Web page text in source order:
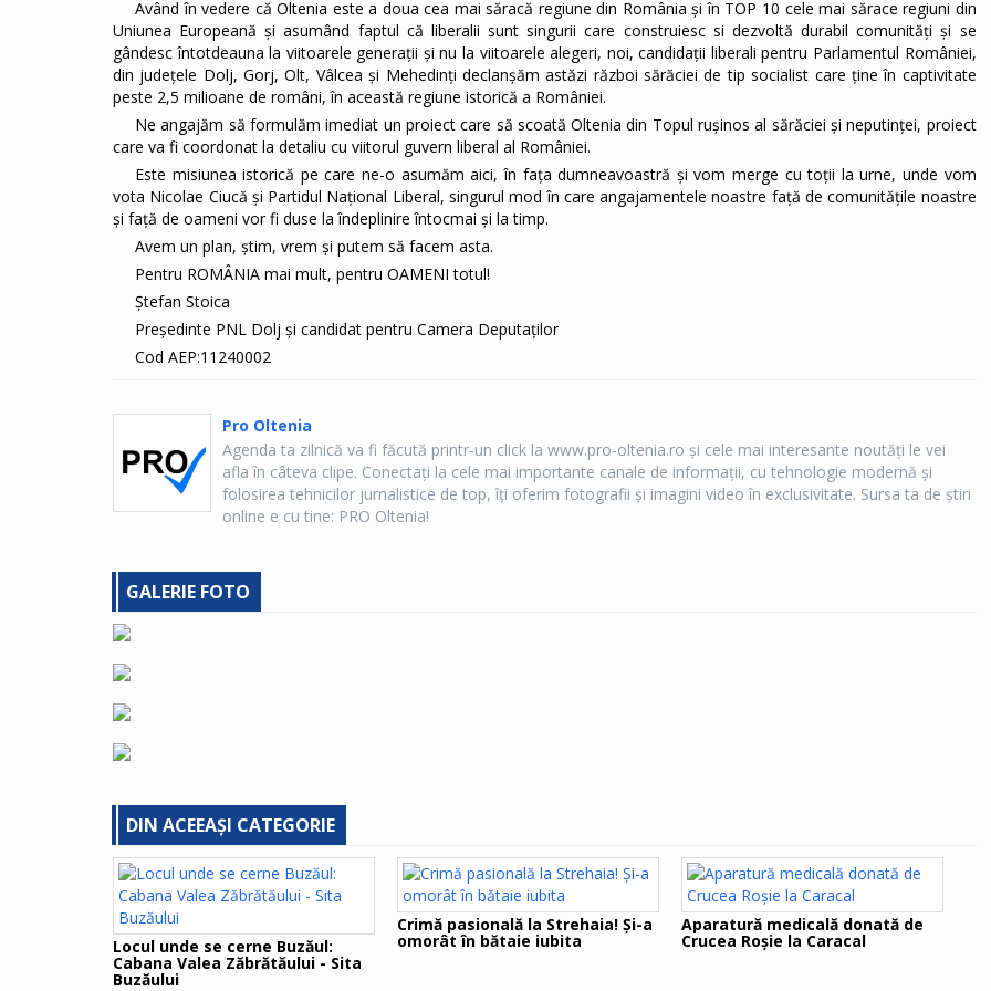
Având în vedere că Oltenia este a doua cea mai săracă regiune din România și în TOP 10 cele mai sărace regiuni din
Uniunea Europeană și asumând faptul că liberalii sunt singurii care construiesc si dezvoltă durabil comunități și se
gândesc întotdeauna la viitoarele generații și nu la viitoarele alegeri, noi, candidații liberali pentru Parlamentul României,
din județele Dolj, Gorj, Olt, Vâlcea și Mehedinți declanșăm astăzi război sărăciei de tip socialist care ține în captivitate
peste 2,5 milioane de români, în această regiune istorică a României.
Ne angajăm să formulăm imediat un proiect care să scoată Oltenia din Topul rușinos al sărăciei și neputinței, proiect
care va fi coordonat la detaliu cu viitorul guvern liberal al României.
Este misiunea istorică pe care ne-o asumăm aici, în fața dumneavoastră și vom merge cu toții la urne, unde vom
vota Nicolae Ciucă și Partidul Național Liberal, singurul mod în care angajamentele noastre față de comunitățile noastre
și față de oameni vor fi duse la îndeplinire întocmai și la timp.
Avem un plan, știm, vrem și putem să facem asta.
Pentru ROMÂNIA mai mult, pentru OAMENI totul!
Ștefan Stoica
Președinte PNL Dolj și candidat pentru Camera Deputaților
Cod AEP:11240002
Pro Oltenia
Agenda ta zilnică va fi făcută printr-un click la www.pro-oltenia.ro şi cele mai interesante noutăţi le vei
afla în câteva clipe. Conectaţi la cele mai importante canale de informaţii, cu tehnologie modernă şi
folosirea tehnicilor jurnalistice de top, îţi oferim fotografii şi imagini video în exclusivitate. Sursa ta de ştiri
online e cu tine: PRO Oltenia!
GALERIE FOTO
DIN ACEEAȘI CATEGORIE
Locul unde se cerne Buzăul:
Cabana Valea Zăbrătăului - Sita
Buzăului
Crimă pasională la Strehaia! Şi-a
omorât în bătaie iubita
Aparatură medicală donată de
Crucea Roşie la Caracal